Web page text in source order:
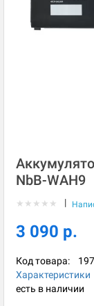
NbB-WAH9
★ ★ ★ ★ ★ |
3 090 р.
Код товара:
Характеристики
есть в наличии